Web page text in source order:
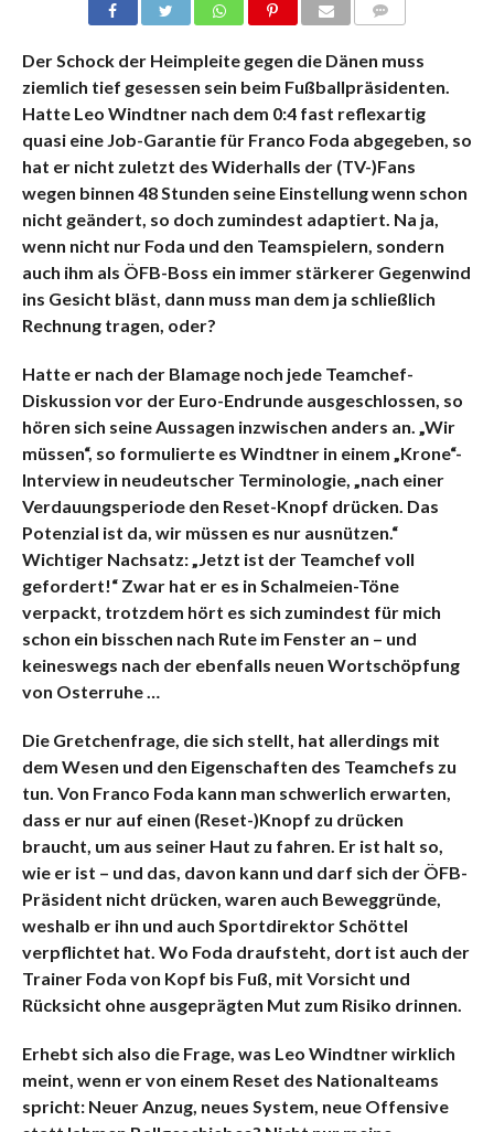
Der Schock der Heimpleite gegen die Dänen muss
ziemlich tief gesessen sein beim Fußballpräsidenten.
Hatte Leo Windtner nach dem 0:4 fast reflexartig
quasi eine Job-Garantie für Franco Foda abgegeben, so
hat er nicht zuletzt des Widerhalls der (TV-)Fans
wegen binnen 48 Stunden seine Einstellung wenn schon
nicht geändert, so doch zumindest adaptiert. Na ja,
wenn nicht nur Foda und den Teamspielern, sondern
auch ihm als ÖFB-Boss ein immer stärkerer Gegenwind
ins Gesicht bläst, dann muss man dem ja schließlich
Rechnung tragen, oder?
Hatte er nach der Blamage noch jede Teamchef-
Diskussion vor der Euro-Endrunde ausgeschlossen, so
hören sich seine Aussagen inzwischen anders an. „Wir
müssen“, so formulierte es Windtner in einem „Krone“-
Interview in neudeutscher Terminologie, „nach einer
Verdauungsperiode den Reset-Knopf drücken. Das
Potenzial ist da, wir müssen es nur ausnützen.“
Wichtiger Nachsatz: „Jetzt ist der Teamchef voll
gefordert!“ Zwar hat er es in Schalmeien-Töne
verpackt, trotzdem hört es sich zumindest für mich
schon ein bisschen nach Rute im Fenster an – und
keineswegs nach der ebenfalls neuen Wortschöpfung
von Osterruhe …
Die Gretchenfrage, die sich stellt, hat allerdings mit
dem Wesen und den Eigenschaften des Teamchefs zu
tun. Von Franco Foda kann man schwerlich erwarten,
dass er nur auf einen (Reset-)Knopf zu drücken
braucht, um aus seiner Haut zu fahren. Er ist halt so,
wie er ist – und das, davon kann und darf sich der ÖFB-
Präsident nicht drücken, waren auch Beweggründe,
weshalb er ihn und auch Sportdirektor Schöttel
verpflichtet hat. Wo Foda draufsteht, dort ist auch der
Trainer Foda von Kopf bis Fuß, mit Vorsicht und
Rücksicht ohne ausgeprägten Mut zum Risiko drinnen.
Erhebt sich also die Frage, was Leo Windtner wirklich
meint, wenn er von einem Reset des Nationalteams
spricht: Neuer Anzug, neues System, neue Offensive